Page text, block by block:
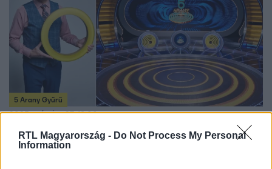
RTL Magyarország - Do Not Process My Personal
Information
5 Arany Gyűrű
2025. március 27. 19:00
Pontos kvízjátékosnak tartod magad? Ezzel a 10
feladvánnyal biztosan kifogunk rajtad